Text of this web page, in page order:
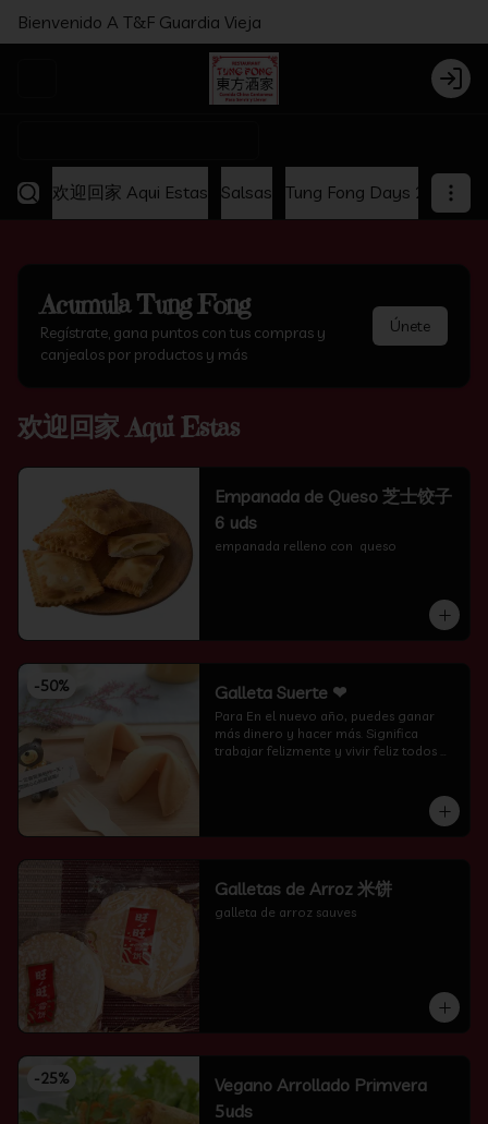
Bienvenido A T&F Guardia Vieja
Login
欢迎回家 Aqui Estas Salsas Tung Fong Days 2x1
AcumulaTung Fong
Regístrate, gana puntos con tus compras y
canjealos por productos y más
Únete
欢迎回家 Aqui Estas
Empanada de Queso 芝士饺子
6 uds
empanada relleno con  queso
-50% Galleta Suerte ❤
Para En el nuevo año, puedes ganar
más dinero y hacer más. Significa
trabajar felizmente y vivir feliz todos
Galletas de Arroz 米饼
galleta de arroz sauves
-25%
Vegano Arrollado Primvera
5uds